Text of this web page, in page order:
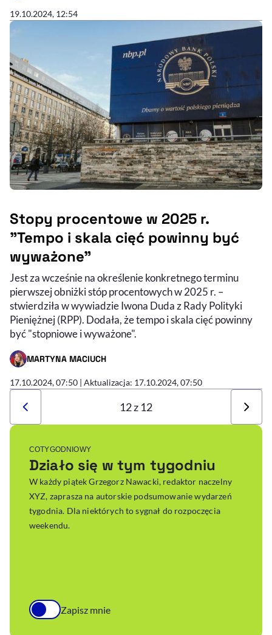
19.10.2024, 12:54
Stopy procentowe w 2025 r.
"Tempo i skala cięć powinny być
wyważone”
Jest za wcześnie na określenie konkretnego terminu
pierwszej obniżki stóp procentowych w 2025 r. –
stwierdziła w wywiadzie Iwona Duda z Rady Polityki
Pieniężnej (RPP). Dodała, że tempo i skala cięć powinny
być "stopniowe i wyważone".
MARTYNA MACIUCH
- AUTOR ARTYKUŁU - PROFIL
17.10.2024, 07:50 | Aktualizacja: 17.10.2024, 07:50
12 z 12